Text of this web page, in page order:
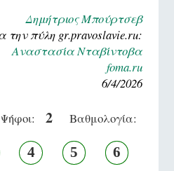
Δημήτριος Μπούρτσεβ
πύλη gr.pravoslavie.ru:
Αναστασία Νταβίντοβα
foma.ru
6/4/2026
Ψήφοι: 2 Βαθμολογία:
4 5 6